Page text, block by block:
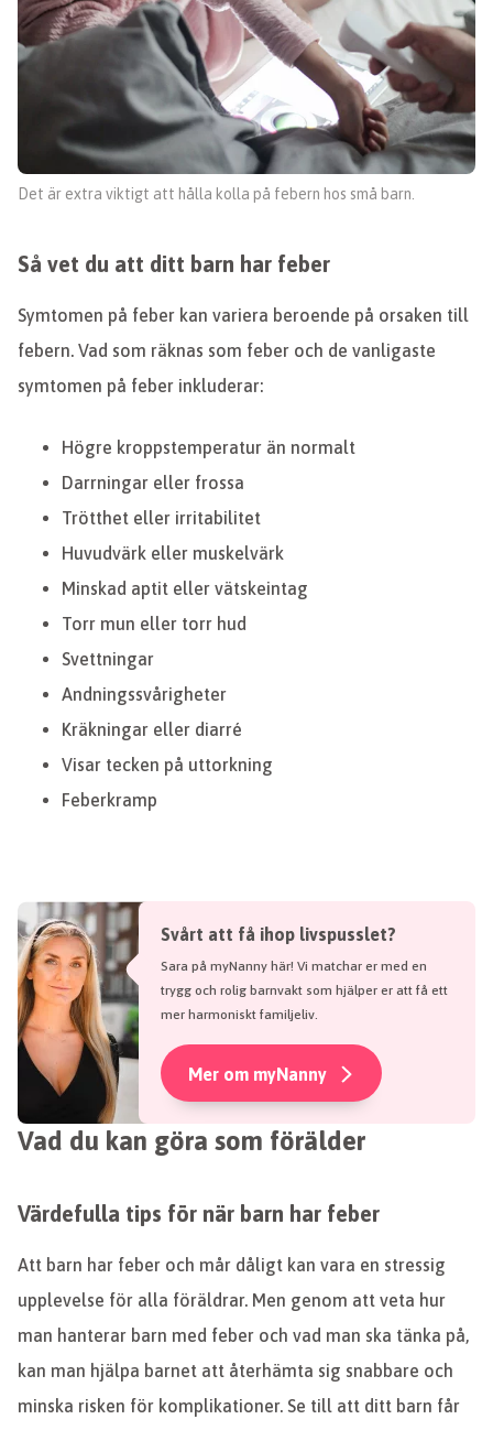
Det är extra viktigt att hålla kolla på febern hos små barn.
Så vet du att ditt barn har feber
Symtomen på feber kan variera beroende på orsaken till
febern. Vad som räknas som feber och de vanligaste
symtomen på feber inkluderar:
Högre kroppstemperatur än normalt
Darrningar eller frossa
Trötthet eller irritabilitet
Huvudvärk eller muskelvärk
Minskad aptit eller vätskeintag
Torr mun eller torr hud
Svettningar
Andningssvårigheter
Kräkningar eller diarré
Visar tecken på uttorkning
Feberkramp
Svårt att få ihop livspusslet?
Sara på myNanny här! Vi matchar er med en
trygg och rolig barnvakt som hjälper er att få ett
mer harmoniskt familjeliv.
Mer om myNanny
Vad du kan göra som förälder
Värdefulla tips för när barn har feber
Att barn har feber och mår dåligt kan vara en stressig
upplevelse för alla föräldrar. Men genom att veta hur
man hanterar barn med feber och vad man ska tänka på,
kan man hjälpa barnet att återhämta sig snabbare och
minska risken för komplikationer. Se till att ditt barn får